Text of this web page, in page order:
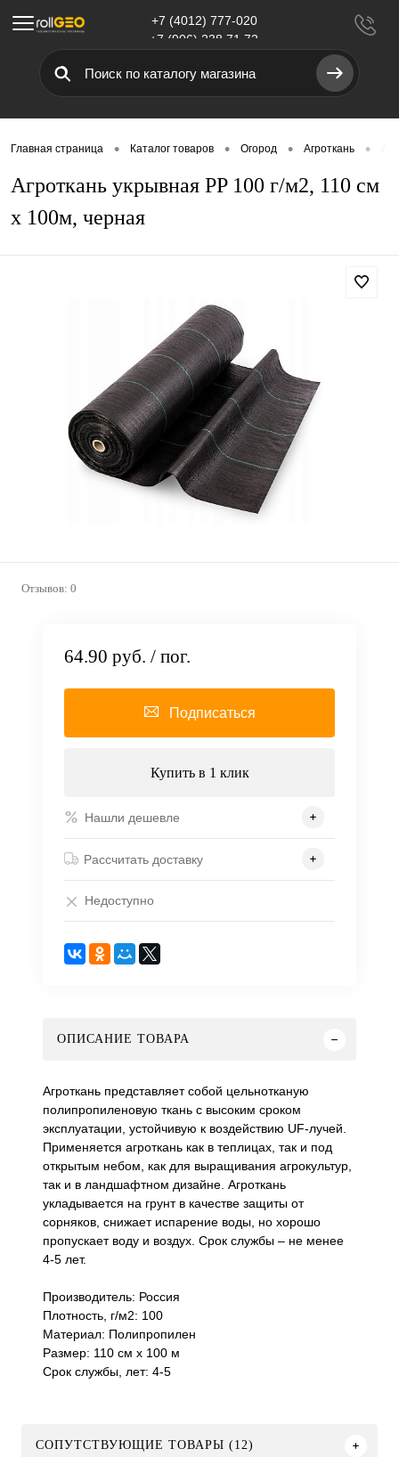
Меню
+7 (4012) 777-020
+7 (906) 238 71 72
Главная страница • Каталог товаров • Огород • Агроткань •
Агроткань укрывная PP 100 г/м2, 110 см
х 100м, черная
Отзывов: 0
64.90 руб. / пог.
Подписаться
Купить в 1 клик
Нашли дешевле
Рассчитать доставку
Недоступно
ОПИСАНИЕ ТОВАРА
Агроткань представляет собой цельнотканую
полипропиленовую ткань с высоким сроком
эксплуатации, устойчивую к воздействию UF-лучей.
Применяется агроткань как в теплицах, так и под
открытым небом, как для выращивания агрокультур,
так и в ландшафтном дизайне. Агроткань
укладывается на грунт в качестве защиты от
сорняков, снижает испарение воды, но хорошо
пропускает воду и воздух. Срок службы – не менее
4-5 лет.
Производитель: Россия
Плотность, г/м2: 100
Материал: Полипропилен
Размер: 110 см х 100 м
Срок службы, лет: 4-5
СОПУТСТВУЮЩИЕ ТОВАРЫ (12)